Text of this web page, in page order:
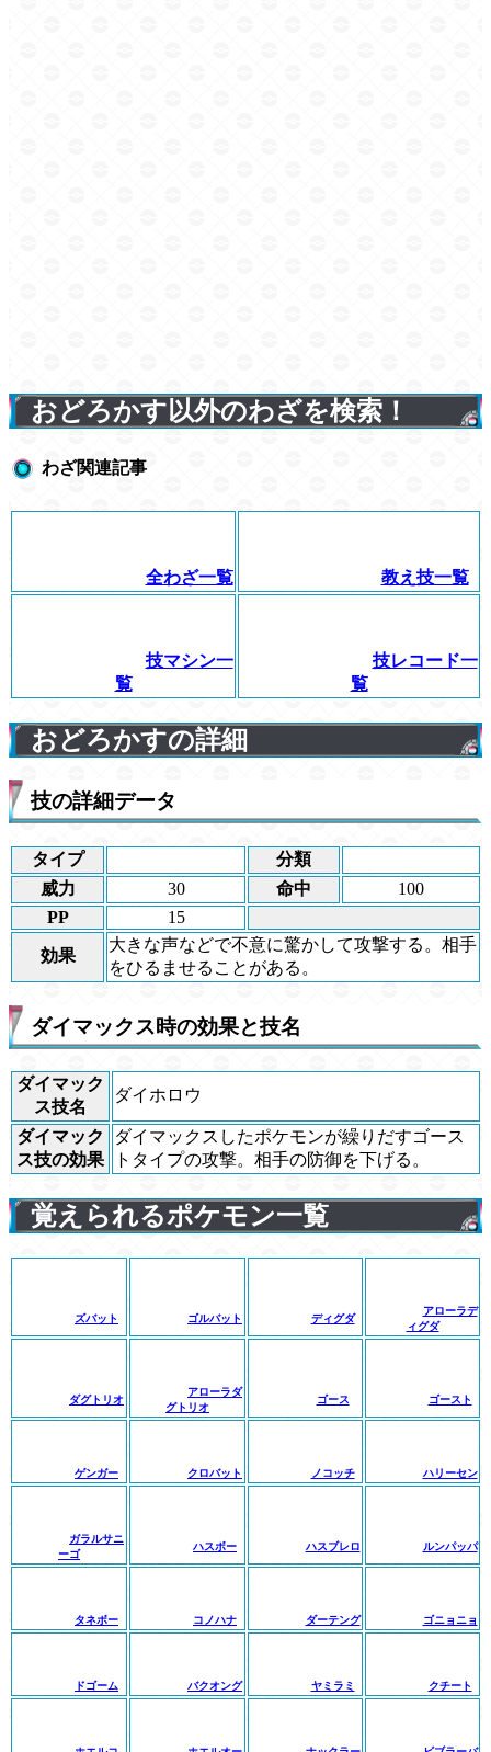
おどろかす以外のわざを検索！
わざ関連記事
全わざ一覧 教え技一覧
技マシン一
覧
技レコード一
覧
おどろかすの詳細
技の詳細データ
タイプ
分類
威力
30 命中
100
PP
15
効果
大きな声などで不意に驚かして攻撃する。相手
をひるませることがある。
ダイマックス時の効果と技名
ダイマック
ス技名
ダイホロウ
ダイマック
ス技の効果
ダイマックスしたポケモンが繰りだすゴース
トタイプの攻撃。相手の防御を下げる。
覚えられるポケモン一覧
ズバット ゴルバット ディグダ
アローラデ
ィグダ
ダグトリオ
アローラダ
グトリオ
ゴース ゴースト
ゲンガー クロバット ノコッチ ハリーセン
ガラルサニ
ーゴ
ハスボー ハスブレロ ルンパッパ
タネボー コノハナ ダーテング ゴニョニョ
ドゴーム バクオング ヤミラミ クチート